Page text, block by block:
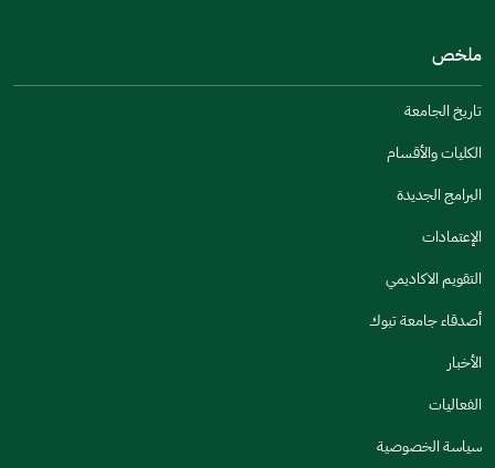
مكتوبة بشكل جيد
الإجابات كانت مرتبطة
تصميمه يجعله سهل القراءة
أخرى
جنس
اخبرنا عن تجربتك في هذه الخدمة
ملخص
تاريخ الجامعة
الكليات والأقسام
البرامج الجديدة
الإعتمادات
التقويم الاكاديمي
أصدقاء جامعة تبوك
الأخبار
الفعاليات
سياسة الخصوصية